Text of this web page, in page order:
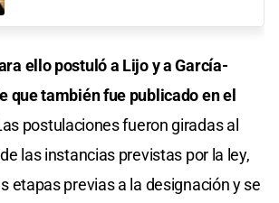
ello postuló a Lijo y a García-
que también fue publicado en el
postulaciones fueron giradas al
las instancias previstas por la ley,
etapas previas a la designación y se